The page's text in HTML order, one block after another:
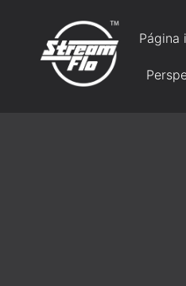
Página